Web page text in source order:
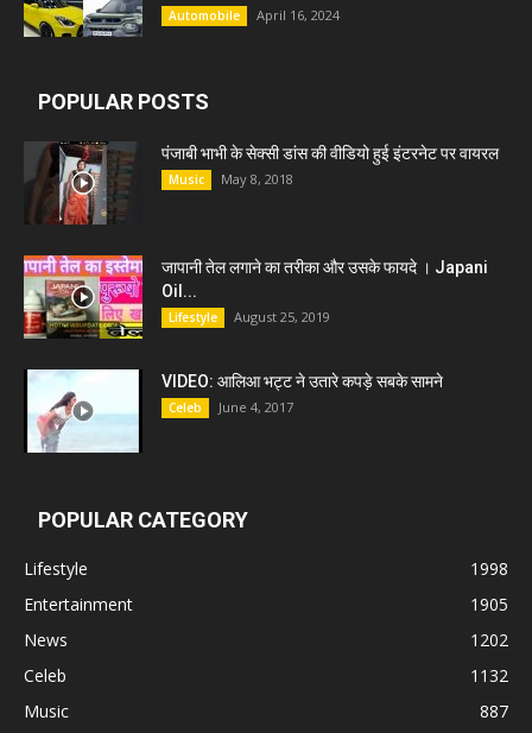
Automobile April 16, 2024
POPULAR POSTS
पंजाबी भाभी के सेक्सी डांस की वीडियो हुई इंटरनेट पर वायरल
Music May 8, 2018
जापानी तेल लगाने का तरीका और उसके फायदे । Japani
Oil...
Lifestyle August 25, 2019
VIDEO: आलिआ भट्ट ने उतारे कपड़े सबके सामने
Celeb June 4, 2017
POPULAR CATEGORY
Lifestyle
1998
Entertainment
1905
News
1202
Celeb
1132
Music
887